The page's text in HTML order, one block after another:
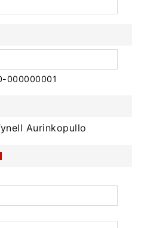
000000001
Aurinkopullo